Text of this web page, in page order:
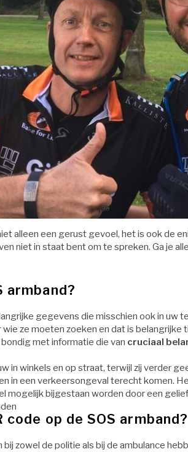
alleen een gerust gevoel, het is ook de
niet in staat bent om te spreken. Ga je
armband?
gegevens die misschien ook in uw
ze moeten zoeken en dat is belangrijke
bondig met informatie die van cruciaal
in winkels en op straat, terwijl zij verder
in een verkeersongeval terecht komen.
mogelijk bijgestaan worden door een
code op de SOS armband?
zowel de politie als bij de ambulance